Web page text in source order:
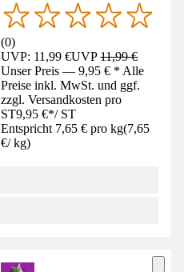
(0)
UVP: 11,99 €UVP11,99 €
Unser Preis — 9,95 € * Alle
Preise inkl. MwSt. und ggf.
zzgl. Versandkosten pro
ST9,95 €*/ ST
Entspricht 7,65 € pro kg(7,65
€/ kg)